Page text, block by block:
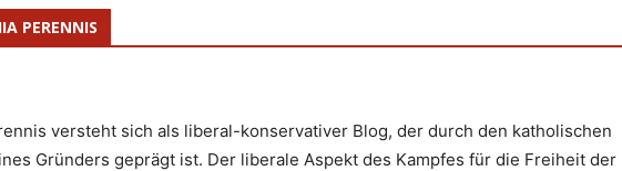
PERENNIS
versteht sich als liberal-konservativer Blog, der durch den katholischen
Gründers geprägt ist. Der liberale Aspekt des Kampfes für die Freiheit der